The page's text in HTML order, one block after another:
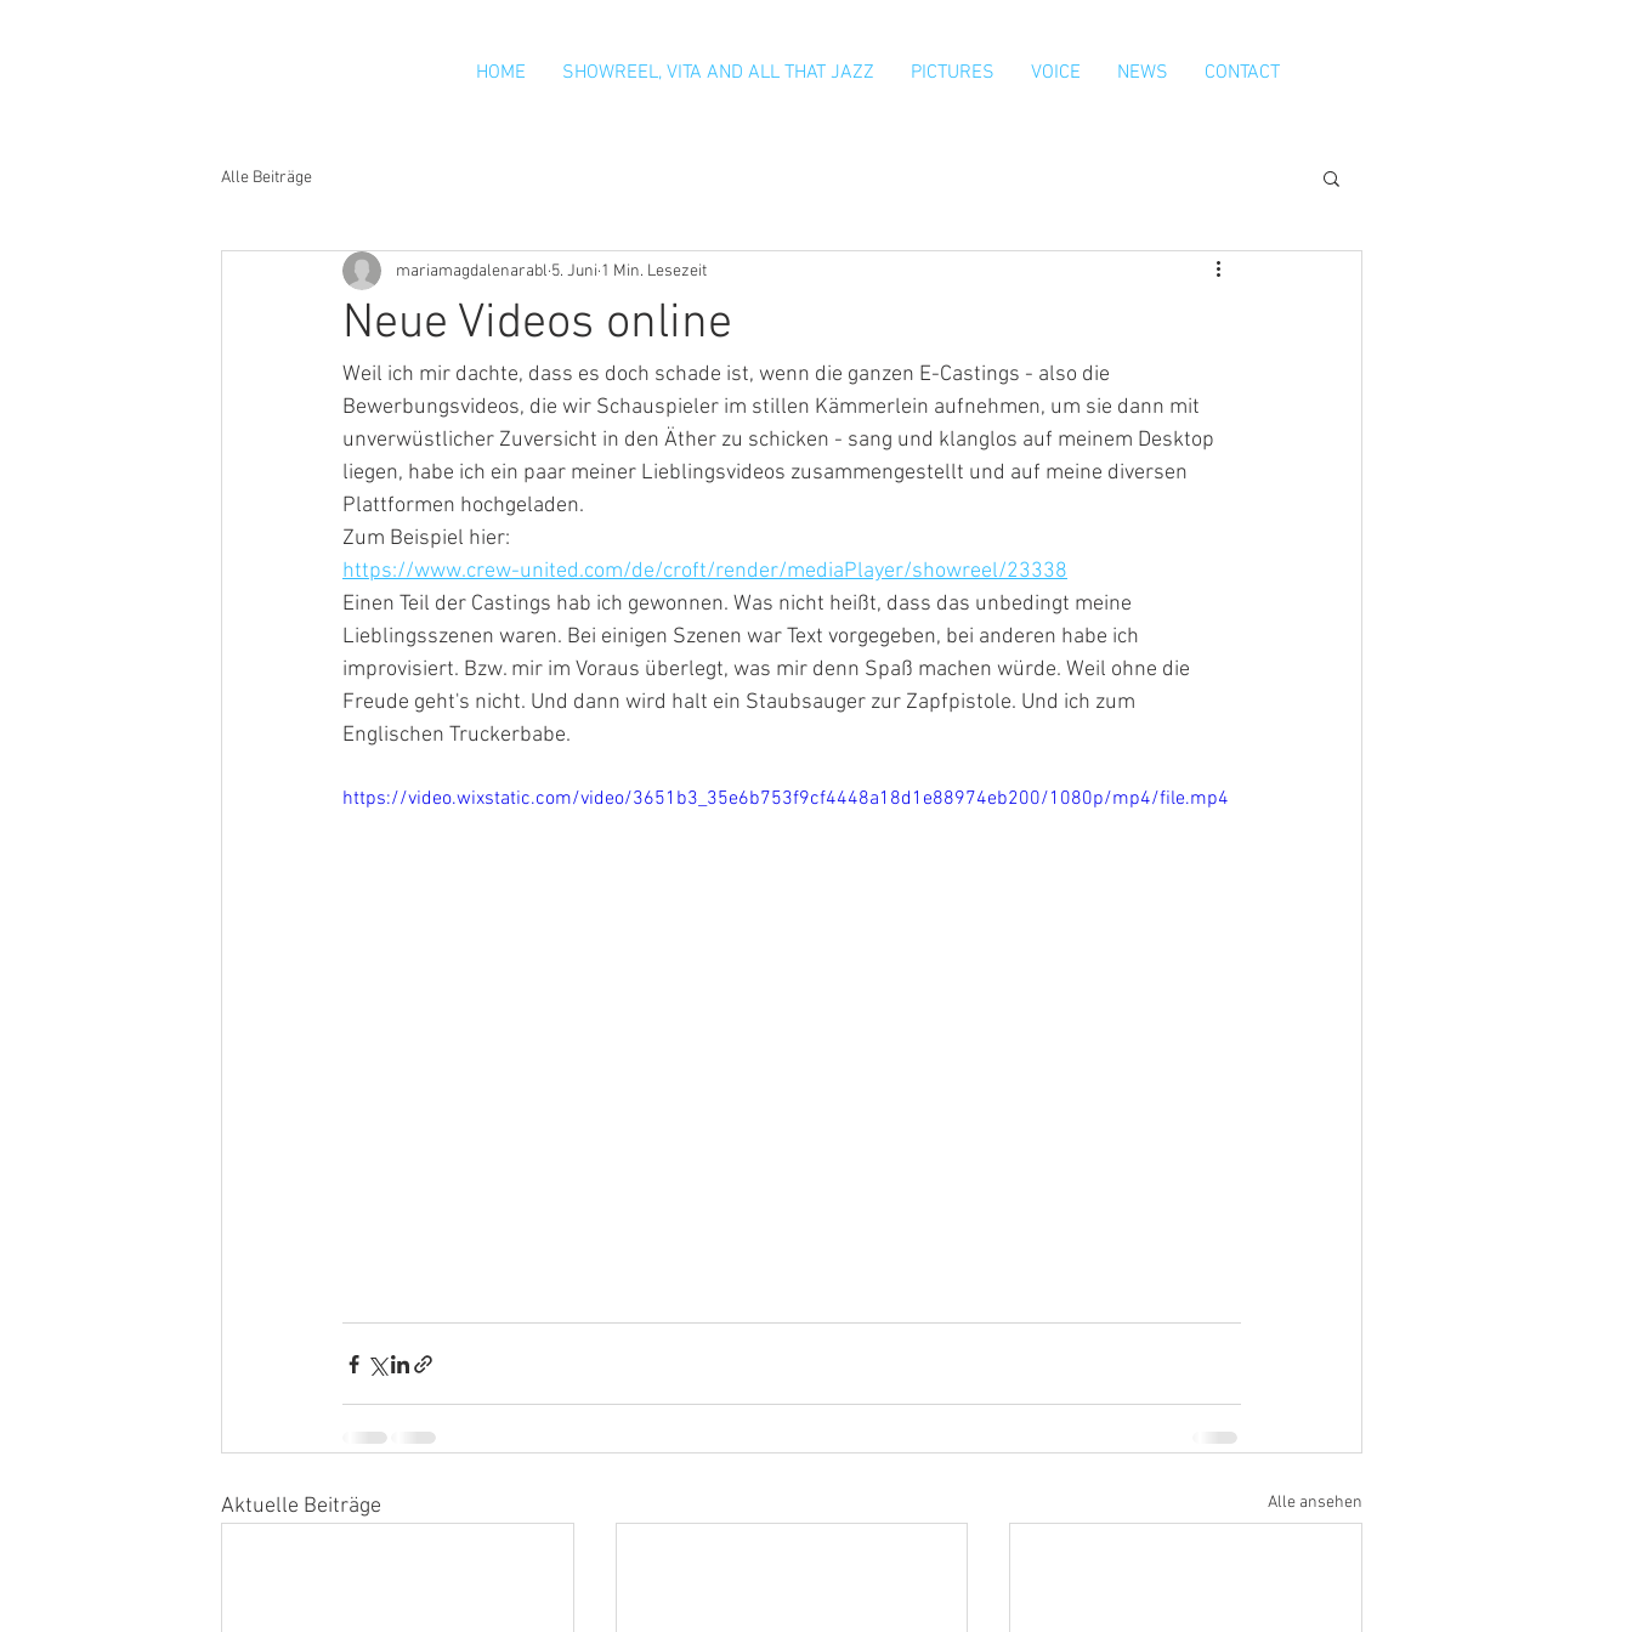
HOME SHOWREEL, VITA AND ALL THAT JAZZ PICTURES VOICE NEWS CONTACT
Alle Beiträge
Neue Videos online
mariamagdalenarabl 5. Juni 1 Min. Lesezeit
Weil ich mir dachte, dass es doch schade ist, wenn die ganzen E-Castings - also die
Bewerbungsvideos, die wir Schauspieler im stillen Kämmerlein aufnehmen, um sie dann mit
unverwüstlicher Zuversicht in den Äther zu schicken - sang und klanglos auf meinem Desktop
liegen, habe ich ein paar meiner Lieblingsvideos zusammengestellt und auf meine diversen
Plattformen hochgeladen.
Zum Beispiel hier:
https://www.crew-united.com/de/croft/render/mediaPlayer/showreel/23338
Einen Teil der Castings hab ich gewonnen. Was nicht heißt, dass das unbedingt meine
Lieblingsszenen waren. Bei einigen Szenen war Text vorgegeben, bei anderen habe ich
improvisiert. Bzw. mir im Voraus überlegt, was mir denn Spaß machen würde. Weil ohne die
Freude geht's nicht. Und dann wird halt ein Staubsauger zur Zapfpistole. Und ich zum
Englischen Truckerbabe.
https://video.wixstatic.com/video/3651b3_35e6b753f9cf4448a18d1e88974eb200/1080p/mp4/file.mp4
Aktuelle Beiträge Alle ansehen